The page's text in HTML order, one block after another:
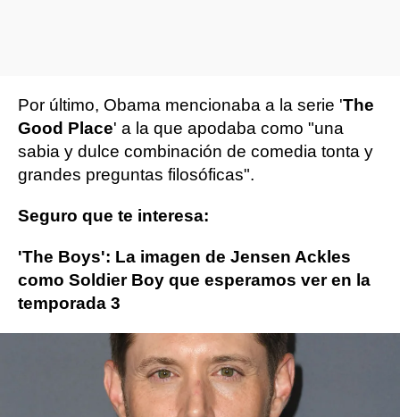
Por último, Obama mencionaba a la serie 'The
Good Place' a la que apodaba como "una
sabia y dulce combinación de comedia tonta y
grandes preguntas filosóficas".
Seguro que te interesa:
'The Boys': La imagen de Jensen Ackles
como Soldier Boy que esperamos ver en la
temporada 3
Barack Obama